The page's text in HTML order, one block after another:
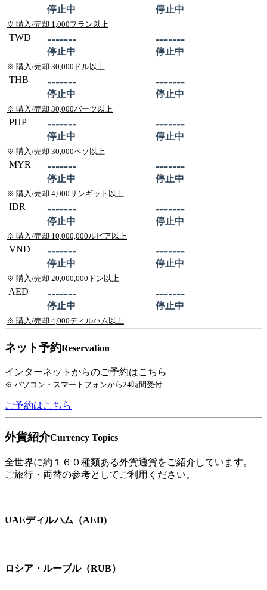
停止中 停止中
※ 購入/売却 1,000フラン以上
TWD -------
停止中
-------
停止中
※ 購入/売却 30,000ドル以上
THB -------
停止中
-------
停止中
※ 購入/売却 30,000バーツ以上
PHP -------
停止中
-------
停止中
※ 購入/売却 30,000ペソ以上
MYR -------
停止中
-------
停止中
※ 購入/売却 4,000リンギット以上
IDR -------
停止中
-------
停止中
※ 購入/売却 10,000,000ルピア以上
VND -------
停止中
-------
停止中
※ 購入/売却 20,000,000ドン以上
AED -------
停止中
-------
停止中
※ 購入/売却 4,000ディルハム以上
ネット予約Reservation
インターネットからのご予約はこちら
※ パソコン・スマートフォンから24時間受付
ご予約はこちら
外貨紹介Currency Topics
全世界に約１６０種類ある外貨通貨をご紹介しています。
ご旅行・両替の参考としてご利用ください。
UAEディルハム（AED)
ロシア・ルーブル（RUB）